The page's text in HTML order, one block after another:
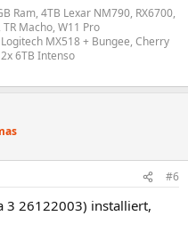
Ram, 4TB Lexar NM790, RX6700,
Macho, W11 Pro
MX518 + Bungee, Cherry
6TB Intenso
#6
3 26122003) installiert,